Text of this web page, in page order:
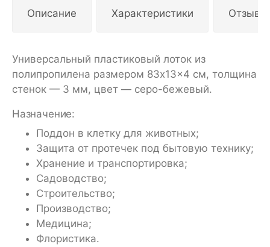
Описание Характеристики
Универсальный пластиковый лоток из
полипропилена размером 83x13x4 см, толщина
стенок — 3 мм, цвет — серо-бежевый.
Назначение:
Поддон в клетку для животных;
Защита от протечек под бытовую технику;
Хранение и транспортировка;
Садоводство;
Строительство;
Производство;
Медицина;
Флористика.